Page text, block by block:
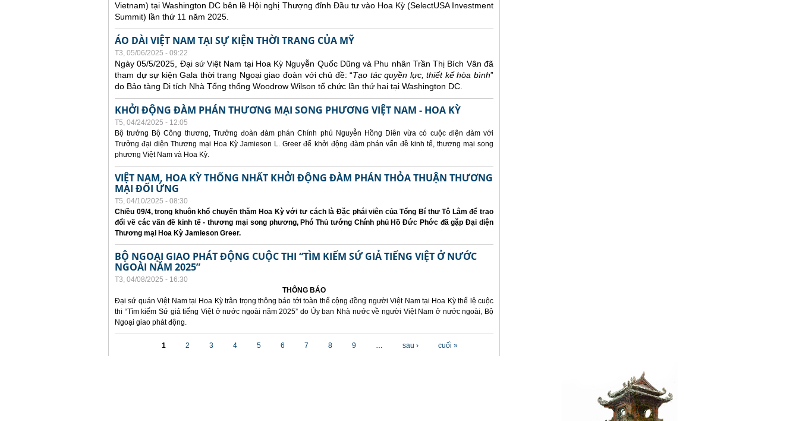
Vietnam) tại Washington DC bên lề Hội nghị Thượng đỉnh Đầu tư vào Hoa Kỳ (SelectUSA Investment
Summit) lần thứ 11 năm 2025.
ÁO DÀI VIỆT NAM TẠI SỰ KIỆN THỜI TRANG CỦA MỸ
T3, 05/06/2025 - 09:22
Ngày 05/5/2025, Đại sứ Việt Nam tại Hoa Kỳ Nguyễn Quốc Dũng và Phu nhân Trần Thị Bích Vân đã
tham dự sự kiện Gala thời trang Ngoại giao đoàn với chủ đề: “Tạo tác quyền lực, thiết kế hòa bình”
do Bảo tàng Di tích Nhà Tổng thống Woodrow Wilson tổ chức lần thứ hai tại Washington DC.
KHỞI ĐỘNG ĐÀM PHÁN THƯƠNG MẠI SONG PHƯƠNG VIỆT NAM - HOA KỲ
T5, 04/24/2025 - 12:05
Bộ trưởng Bộ Công thương, Trưởng đoàn đàm phán Chính phủ Nguyễn Hồng Diên vừa có cuộc điện đàm với
Trưởng đại diện Thương mại Hoa Kỳ Jamieson L. Greer để khởi động đàm phán vấn đề kinh tế, thương mại song
phương Việt Nam và Hoa Kỳ.
VIỆT NAM, HOA KỲ THỐNG NHẤT KHỞI ĐỘNG ĐÀM PHÁN THỎA THUẬN THƯƠNG
MẠI ĐỐI ỨNG
T5, 04/10/2025 - 08:30
Chiều 09/4, trong khuôn khổ chuyến thăm Hoa Kỳ với tư cách là Đặc phái viên của Tổng Bí thư Tô Lâm để trao
đổi về các vấn đề kinh tế - thương mại song phương, Phó Thủ tướng Chính phủ Hồ Đức Phớc đã gặp Đại diện
Thương mại Hoa Kỳ Jamieson Greer.
BỘ NGOẠI GIAO PHÁT ĐỘNG CUỘC THI “TÌM KIẾM SỨ GIẢ TIẾNG VIỆT Ở NƯỚC
NGOÀI NĂM 2025”
T3, 04/08/2025 - 16:30
THÔNG BÁO
Đại sứ quán Việt Nam tại Hoa Kỳ trân trọng thông báo tới toàn thể cộng đồng người Việt Nam tại Hoa Kỳ thể lệ cuộc
thi “Tìm kiếm Sứ giả tiếng Việt ở nước ngoài năm 2025” do Ủy ban Nhà nước về người Việt Nam ở nước ngoài, Bộ
Ngoại giao phát động.
1 2 3 4 5 6 7 8 9 … sau › cuối »